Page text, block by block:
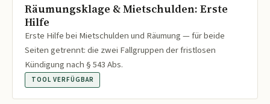
Räumungsklage & Mietschulden: Erste
Hilfe
Erste Hilfe bei Mietschulden und Räumung — für beide
Seiten getrennt: die zwei Fallgruppen der fristlosen
Kündigung nach § 543 Abs.
TOOL VERFÜGBAR